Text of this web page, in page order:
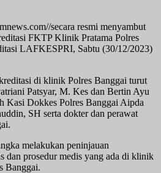
secara resmi menyambut
FKTP Klinik Pratama Polres
LAFKESPRI, Sabtu (30/12/2023)
di klinik Polres Banggai turut
Patsyar, M. Kes dan Bertin Ayu
Kasi Dokkes Polres Banggai Aipda
SH serta dokter dan perawat
melakukan peninjauan
dan prosedur medis yang ada di klinik
Banggai.